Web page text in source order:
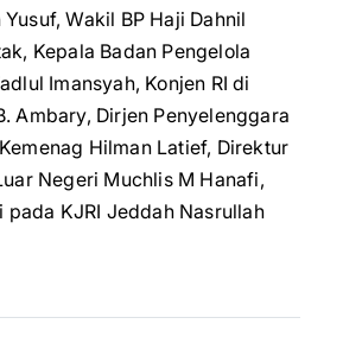
Wakil BP Haji Dahnil
Kepala Badan Pengelola
Imansyah, Konjen RI di
Ambary, Dirjen Penyelenggara
Hilman Latief, Direktur
Negeri Muchlis M Hanafi,
pada KJRI Jeddah Nasrullah